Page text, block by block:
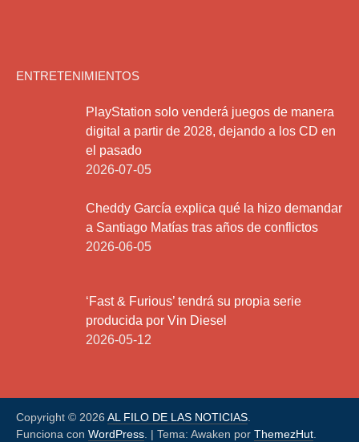
ENTRETENIMIENTOS
PlayStation solo venderá juegos de manera
digital a partir de 2028, dejando a los CD en
el pasado
2026-07-05
Cheddy García explica qué la hizo demandar
a Santiago Matías tras años de conflictos
2026-06-05
‘Fast & Furious’ tendrá su propia serie
producida por Vin Diesel
2026-05-12
Copyright © 2026 AL FILO DE LAS NOTICIAS
Funciona con WordPress | Tema: Awaken por ThemezHut